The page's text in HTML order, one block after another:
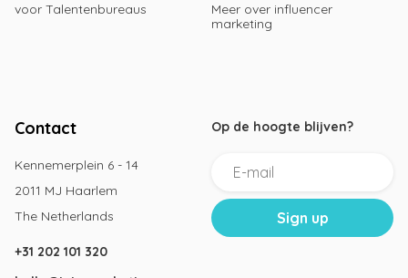
voor Talentenbureaus
Meer over influencer
marketing
Contact
Kennemerplein 6 - 14
2011 MJ Haarlem
The Netherlands
+31 202 101 320
Op de hoogte blijven?